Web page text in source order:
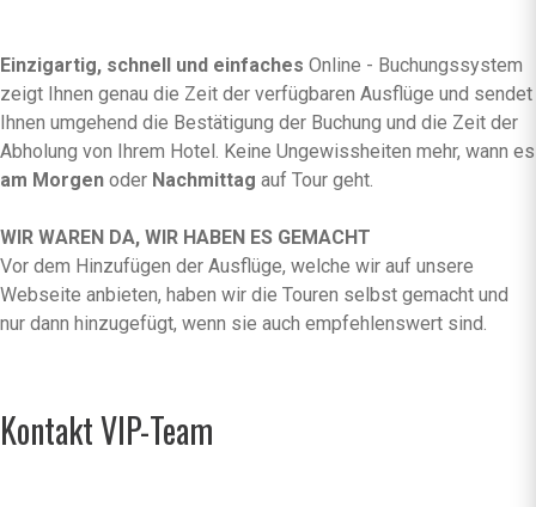
Einzigartig, schnell und einfaches Online - Buchungssystem
zeigt Ihnen genau die Zeit der verfügbaren Ausflüge und sendet
Ihnen umgehend die Bestätigung der Buchung und die Zeit der
Abholung von Ihrem Hotel. Keine Ungewissheiten mehr, wann es
am Morgen oder Nachmittag auf Tour geht.
WIR WAREN DA, WIR HABEN ES GEMACHT
Vor dem Hinzufügen der Ausflüge, welche wir auf unsere
Webseite anbieten, haben wir die Touren selbst gemacht und
nur dann hinzugefügt, wenn sie auch empfehlenswert sind.
Kontakt VIP-Team